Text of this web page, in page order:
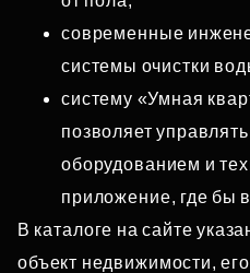
современные
системы очистки
систему «Умная
позволяет
оборудованием и
приложение, где бы
В каталоге на сайте
объект недвижимости,